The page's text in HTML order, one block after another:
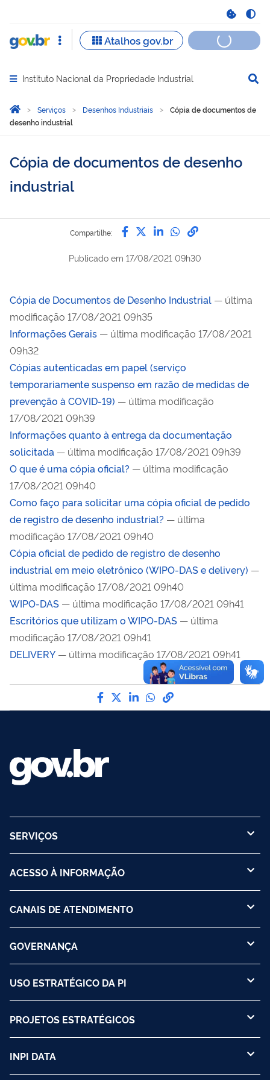
Abrir menu principal de navegação
Instituto Nacional da Propriedade Industrial
Você está aqui:
Página Inicial
Serviços Desenhos Industriais
Cópia de documentos de
desenho industrial
Cópia de documentos de desenho
industrial
Compartilhe: Compartilhe por Facebook
Compartilhe por Twitter
Compartilhe por
Compartilhe
link para
Publicado em 17/08/2021 09h30
Cópia de Documentos de Desenho Industrial — última
modificação 17/08/2021 09h35
Informações Gerais — última modificação 17/08/2021
09h32
Cópias autenticadas em papel (serviço
temporariamente suspenso em razão de medidas de
prevenção à COVID-19) — última modificação
17/08/2021 09h39
Informações quanto à entrega da documentação
solicitada — última modificação 17/08/2021 09h39
O que é uma cópia oficial? — última modificação
17/08/2021 09h40
Como faço para solicitar uma cópia oficial de pedido
de registro de desenho industrial? — última
modificação 17/08/2021 09h40
Cópia oficial de pedido de registro de desenho
industrial em meio eletrônico (WIPO-DAS e delivery) —
última modificação 17/08/2021 09h40
WIPO-DAS — última modificação 17/08/2021 09h41
Escritórios que utilizam o WIPO-DAS — última
modificação 17/08/2021 09h41
DELIVERY — última modificação 17/08/2021 09h41
Compartilhe por Facebook
Compartilhe por Twitter
Compartilhe por
Compartilhe por
link para Copiar
SERVIÇOS
ACESSO À INFORMAÇÃO
CANAIS DE ATENDIMENTO
GOVERNANÇA
USO ESTRATÉGICO DA PI
PROJETOS ESTRATÉGICOS
INPI DATA